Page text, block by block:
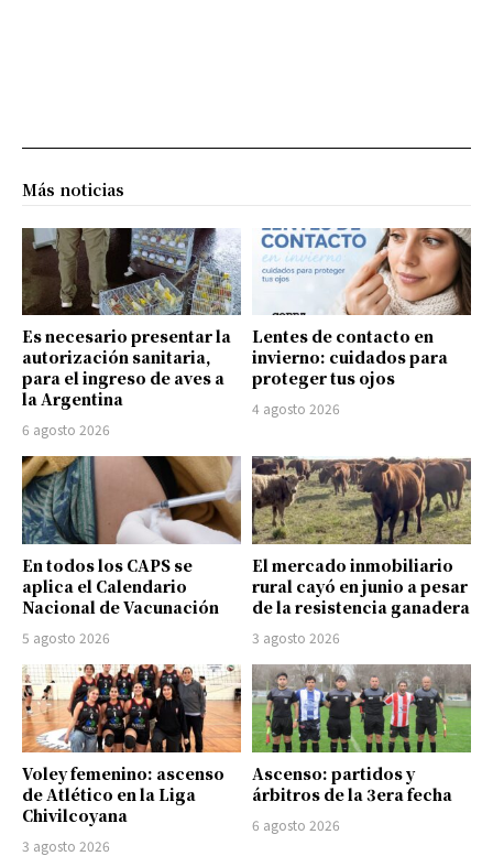
Más noticias
Es necesario presentar la
autorización sanitaria,
para el ingreso de aves a
la Argentina
6 agosto 2026
Lentes de contacto en
invierno: cuidados para
proteger tus ojos
4 agosto 2026
En todos los CAPS se
aplica el Calendario
Nacional de Vacunación
5 agosto 2026
El mercado inmobiliario
rural cayó en junio a pesar
de la resistencia ganadera
3 agosto 2026
Voley femenino: ascenso
de Atlético en la Liga
Chivilcoyana
3 agosto 2026
Ascenso: partidos y
árbitros de la 3era fecha
6 agosto 2026